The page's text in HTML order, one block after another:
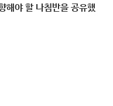
해야 할 나침반을 공유했